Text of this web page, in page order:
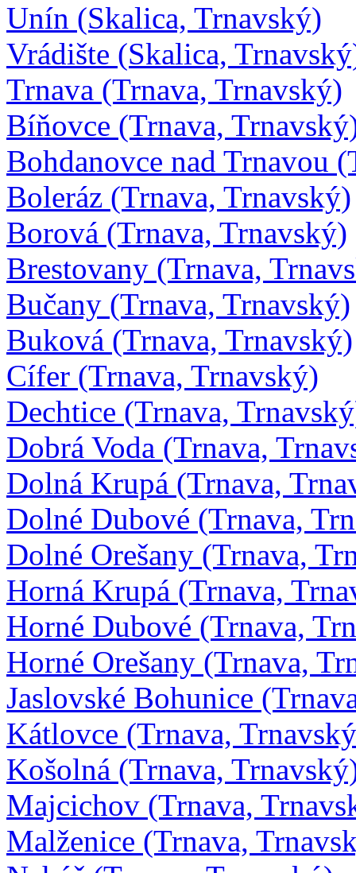
Unín (Skalica, Trnavský)
Vrádište (Skalica,
Trnava (Trnava, Trnavský)
Bíňovce (Trnava,
Bohdanovce nad Trnavou
Boleráz (Trnava, Trnavský)
Borová (Trnava, Trnavský)
Brestovany (Trnava,
Bučany (Trnava, Trnavský)
Buková (Trnava, Trnavský)
Cífer (Trnava, Trnavský)
Dechtice (Trnava,
Dobrá Voda (Trnava,
Dolná Krupá (Trnava,
Dolné Dubové (Trnava,
Dolné Orešany (Trnava,
Horná Krupá (Trnava,
Horné Dubové (Trnava,
Horné Orešany (Trnava,
Jaslovské Bohunice
Kátlovce (Trnava,
Košolná (Trnava,
Majcichov (Trnava,
Malženice (Trnava,